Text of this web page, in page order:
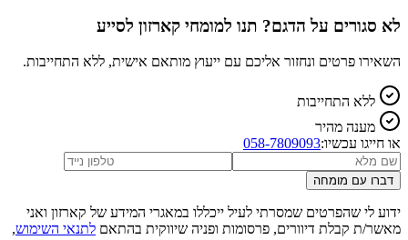
לא סגורים על הדגם? תנו למומחי קארזון לסייע
השאירו פרטים ונחזור אליכם עם ייעוץ מותאם אישית, ללא התחייבות.
ללא התחייבות
מענה מהיר
או חייגו עכשיו:058-7809093
דברו עם מומחה
ידוע לי שהפרטים שמסרתי לעיל ייכללו במאגרי המידע של קארזון ואני
מאשר/ת קבלת דיוורים, פרסומות ופניה שיווקית בהתאם לתנאי השימוש,